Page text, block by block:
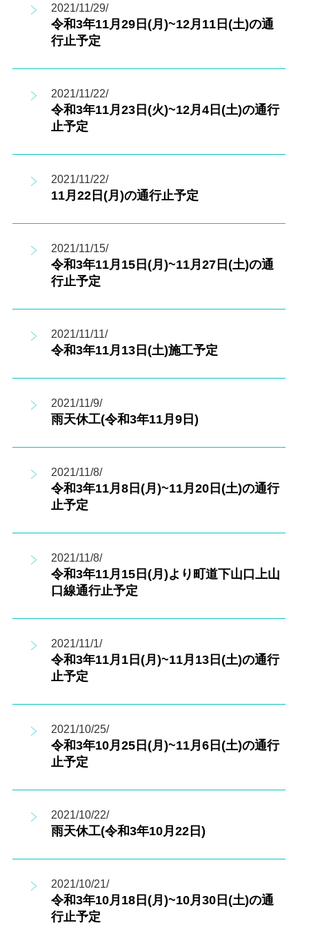
2021/11/29/
令和3年11月29日(月)~12月11日(土)の通
行止予定
2021/11/22/
令和3年11月23日(火)~12月4日(土)の通行
止予定
2021/11/22/
11月22日(月)の通行止予定
2021/11/15/
令和3年11月15日(月)~11月27日(土)の通
行止予定
2021/11/11/
令和3年11月13日(土)施工予定
2021/11/9/
雨天休工(令和3年11月9日)
2021/11/8/
令和3年11月8日(月)~11月20日(土)の通行
止予定
2021/11/8/
令和3年11月15日(月)より町道下山口上山
口線通行止予定
2021/11/1/
令和3年11月1日(月)~11月13日(土)の通行
止予定
2021/10/25/
令和3年10月25日(月)~11月6日(土)の通行
止予定
2021/10/22/
雨天休工(令和3年10月22日)
2021/10/21/
令和3年10月18日(月)~10月30日(土)の通
行止予定